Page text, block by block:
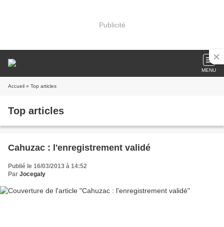
Publicité
MENU
Accueil » Top articles
Top articles
Cahuzac : l'enregistrement validé
Publié le 16/03/2013 à 14:52
Par Jocegaly